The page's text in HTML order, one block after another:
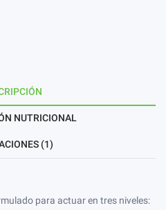
NUTRICIONAL
(1)
para actuar en tres niveles: